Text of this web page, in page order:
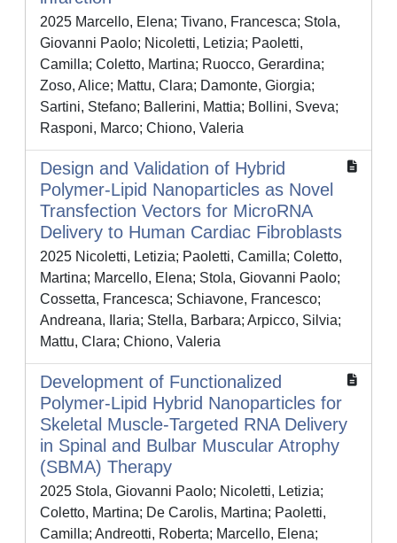
2025 Marcello, Elena; Tivano, Francesca; Stola,
Giovanni Paolo; Nicoletti, Letizia; Paoletti,
Camilla; Coletto, Martina; Ruocco, Gerardina;
Zoso, Alice; Mattu, Clara; Damonte, Giorgia;
Sartini, Stefano; Ballerini, Mattia; Bollini, Sveva;
Rasponi, Marco; Chiono, Valeria
Design and Validation of Hybrid
Polymer‐Lipid Nanoparticles as Novel
Transfection Vectors for MicroRNA
Delivery to Human Cardiac Fibroblasts
2025 Nicoletti, Letizia; Paoletti, Camilla; Coletto,
Martina; Marcello, Elena; Stola, Giovanni Paolo;
Cossetta, Francesca; Schiavone, Francesco;
Andreana, Ilaria; Stella, Barbara; Arpicco, Silvia;
Mattu, Clara; Chiono, Valeria
Development of Functionalized
Polymer-Lipid Hybrid Nanoparticles for
Skeletal Muscle-Targeted RNA Delivery
in Spinal and Bulbar Muscular Atrophy
(SBMA) Therapy
2025 Stola, Giovanni Paolo; Nicoletti, Letizia;
Coletto, Martina; De Carolis, Martina; Paoletti,
Camilla; Andreotti, Roberta; Marcello, Elena;